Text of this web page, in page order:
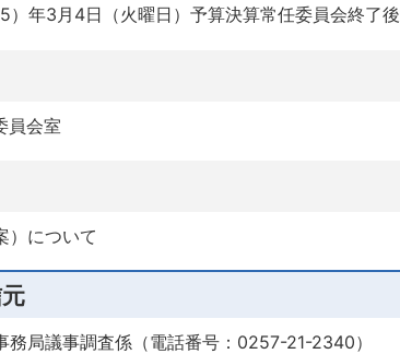
）年3月4日（火曜日）予算決算常任委員会終了後
員会室
）について
務局議事調査係（電話番号：0257-21-2340）